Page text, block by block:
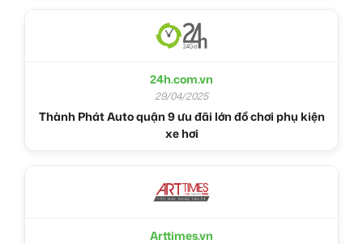
24h.com.vn
29/04/2025
Thành Phát Auto quận 9 ưu đãi lớn đồ chơi phụ kiện
xe hơi
Arttimes.vn